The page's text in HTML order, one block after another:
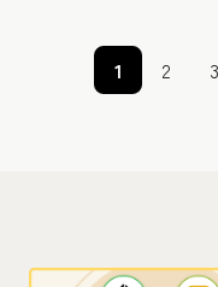
1 2 3